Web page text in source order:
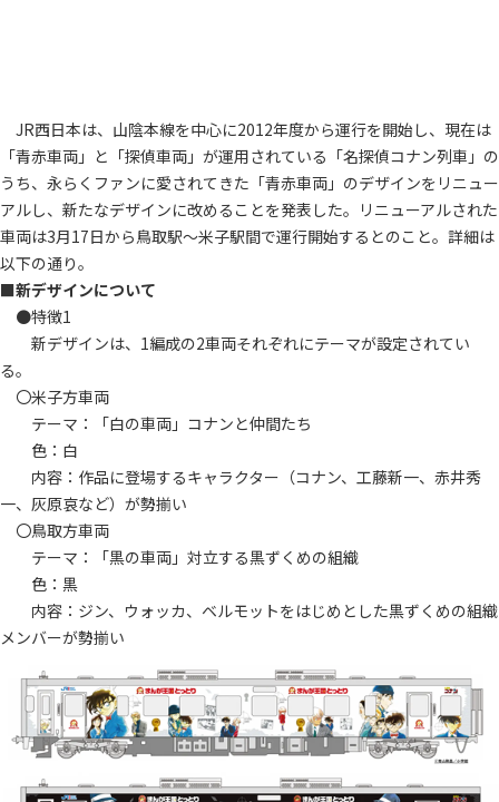
JR西日本は、山陰本線を中心に2012年度から運行を開始し、現在は
「青赤車両」と「探偵車両」が運用されている「名探偵コナン列車」の
うち、永らくファンに愛されてきた「青赤車両」のデザインをリニュー
アルし、新たなデザインに改めることを発表した。リニューアルされた
車両は3月17日から鳥取駅～米子駅間で運行開始するとのこと。詳細は
以下の通り。
■新デザインについて
●特徴1
新デザインは、1編成の2車両それぞれにテーマが設定されてい
る。
〇米子方車両
テーマ：「白の車両」コナンと仲間たち
色：白
内容：作品に登場するキャラクター（コナン、工藤新一、赤井秀
一、灰原哀など）が勢揃い
〇鳥取方車両
テーマ：「黒の車両」対立する黒ずくめの組織
色：黒
内容：ジン、ウォッカ、ベルモットをはじめとした黒ずくめの組織
メンバーが勢揃い